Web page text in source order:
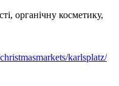
органічну косметику,
karlsplatz/